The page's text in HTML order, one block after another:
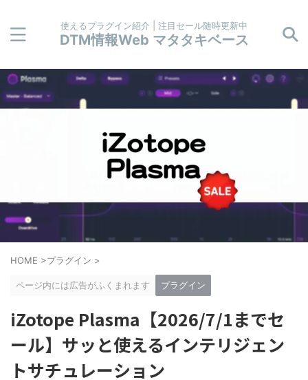
使えるプラグイン紹介 | 注目セール随時更新中
DTM情報Web マタタキベース
HOME >プラグイン >
ページ内には広告がふくまれます プラグイン
iZotope Plasma【2026/7/1までセ
ール】サッと使えるインテリジェン
トサチュレーション